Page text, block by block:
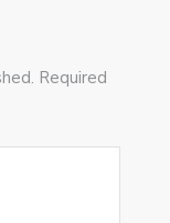
Required